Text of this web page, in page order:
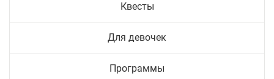
Квесты
Для девочек
Программы